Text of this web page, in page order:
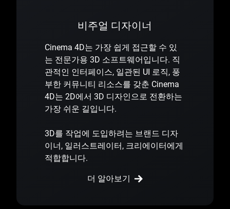
비주얼 디자이너
Cinema 4D는 가장 쉽게 접근할 수 있
는 전문가용 3D 소프트웨어입니다. 직
관적인 인터페이스, 일관된 UI 로직, 풍
부한 커뮤니티 리소스를 갖춘 Cinema
4D는 2D에서 3D 디자인으로 전환하는
가장 쉬운 길입니다.
3D를 작업에 도입하려는 브랜드 디자
이너, 일러스트레이터, 크리에이터에게
적합합니다.
더 알아보기